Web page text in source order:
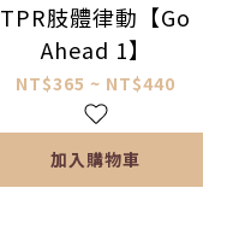
TPR肢體律動【Go
Ahead 1】
NT$365 ~ NT$440
加入購物車